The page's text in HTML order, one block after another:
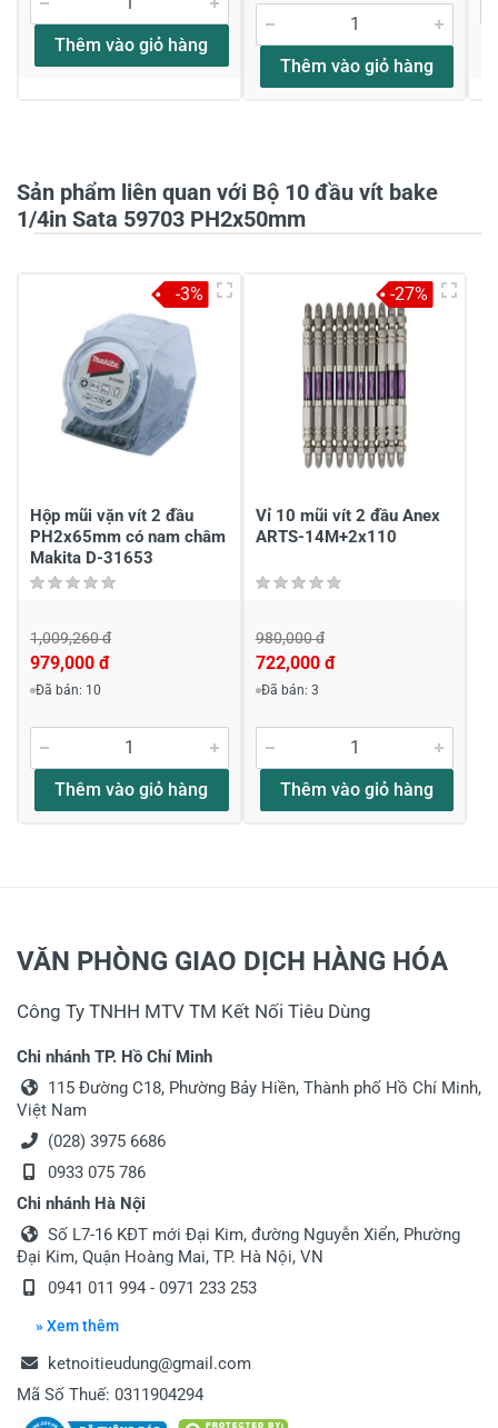
Tiêu đề của nhận xét
Thêm vào giỏ hàng
Thêm vào giỏ hàng
Sản phẩm liên quan với Bộ 10 đầu vít bake
1/4in Sata 59703 PH2x50mm
Hộp mũi vặn vít 2 đầu
PH2x65mm có nam châm
Makita D-31653
1,009,260 đ
979,000 đ
Đã bán: 10
Thêm vào giỏ hàng
-3%
Vỉ 10 mũi vít 2 đầu Anex
ARTS-14M+2x110
980,000 đ
722,000 đ
Đã bán: 3
Thêm vào giỏ hàng
-27%
VĂN PHÒNG GIAO DỊCH HÀNG HÓA
Công Ty TNHH MTV TM Kết Nối Tiêu Dùng
Chi nhánh TP. Hồ Chí Minh
115 Đường C18, Phường Bảy Hiền, Thành phố Hồ Chí Minh,
Việt Nam
(028) 3975 6686
0933 075 786
Chi nhánh Hà Nội
Số L7-16 KĐT mới Đại Kim, đường Nguyễn Xiển, Phường
Đại Kim, Quận Hoàng Mai, TP. Hà Nội, VN
0941 011 994 - 0971 233 253
» Xem thêm
ketnoitieudung@gmail.com
Mã Số Thuế: 0311904294